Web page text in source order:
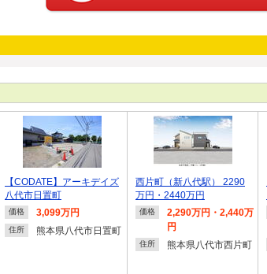
【CODATE】アーキデイズ
八代市日置町
価格 3,099万円
住所 熊本県八代市日置町
西片町（新八代駅） 2290
万円・2440万円
価格
2,290万円・2,440万
円
住所 熊本県八代市西片町